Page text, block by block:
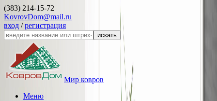
(383) 214-15-72
KovrovDom@mail.ru
вход /регистрация
искать
Мир ковров
Меню